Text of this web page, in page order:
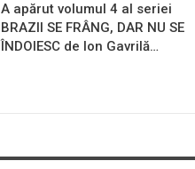
A apărut volumul 4 al seriei
BRAZII SE FRÂNG, DAR NU SE
ÎNDOIESC de Ion Gavrilă…